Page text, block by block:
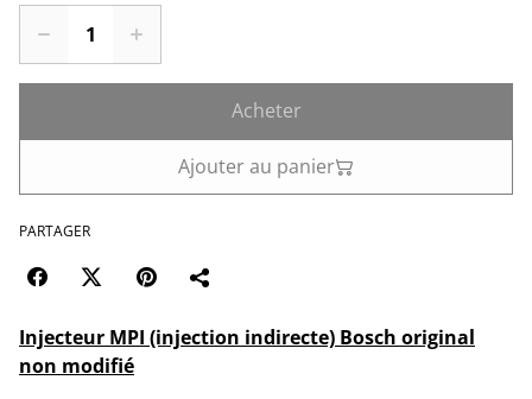
Acheter
Ajouter au panier
PARTAGER
Injecteur MPI (injection indirecte) Bosch original
non modifié